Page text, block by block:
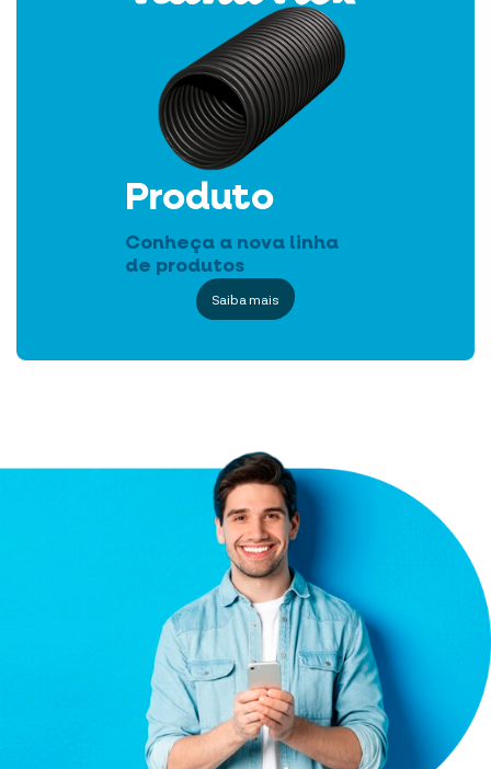
Produto
Conheça a nova linha
de produtos
Saiba mais